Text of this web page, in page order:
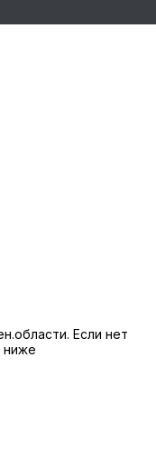
Если нет
ниже